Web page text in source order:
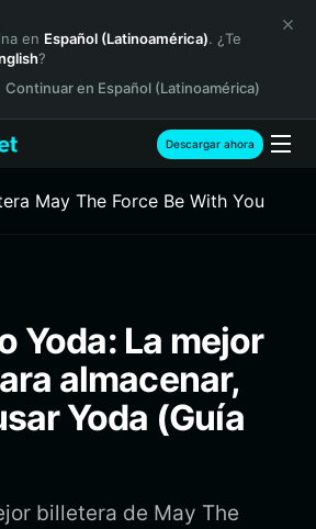
en Español (Latinoamérica). ¿Te
?
Continuar en Español (Latinoamérica)
Descargar ahora
May The Force Be With You
Yoda: La mejor
almacenar,
Yoda (Guía
billetera de May The